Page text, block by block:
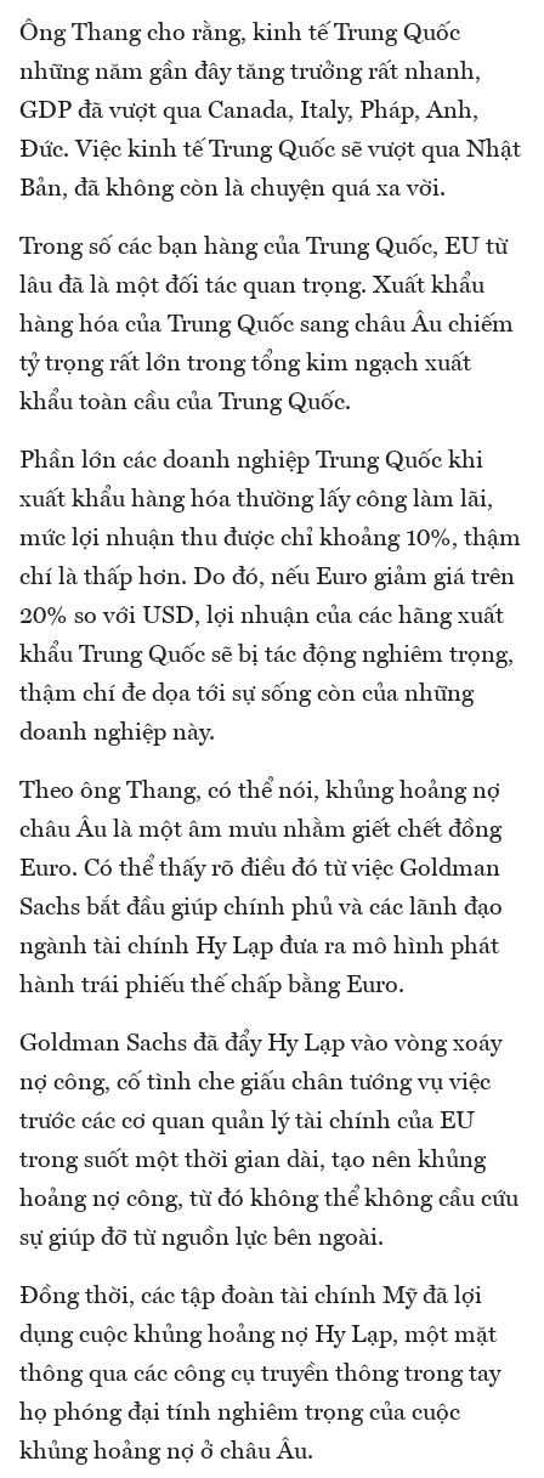
Ông Thang cho rằng, kinh tế Trung Quốc
những năm gần đây tăng trưởng rất nhanh,
GDP đã vượt qua Canada, Italy, Pháp, Anh,
Đức. Việc kinh tế Trung Quốc sẽ vượt qua Nhật
Bản, đã không còn là chuyện quá xa vời.
Trong số các bạn hàng của Trung Quốc, EU từ
lâu đã là một đối tác quan trọng. Xuất khẩu
hàng hóa của Trung Quốc sang châu Âu chiếm
tỷ trọng rất lớn trong tổng kim ngạch xuất
khẩu toàn cầu của Trung Quốc.
Phần lớn các doanh nghiệp Trung Quốc khi
xuất khẩu hàng hóa thường lấy công làm lãi,
mức lợi nhuận thu được chỉ khoảng 10%, thậm
chí là thấp hơn. Do đó, nếu Euro giảm giá trên
20% so với USD, lợi nhuận của các hãng xuất
khẩu Trung Quốc sẽ bị tác động nghiêm trọng,
thậm chí đe dọa tới sự sống còn của những
doanh nghiệp này.
Theo ông Thang, có thể nói, khủng hoảng nợ
châu Âu là một âm mưu nhằm giết chết đồng
Euro. Có thể thấy rõ điều đó từ việc Goldman
Sachs bắt đầu giúp chính phủ và các lãnh đạo
ngành tài chính Hy Lạp đưa ra mô hình phát
hành trái phiếu thế chấp bằng Euro.
Goldman Sachs đã đẩy Hy Lạp vào vòng xoáy
nợ công, cố tình che giấu chân tướng vụ việc
trước các cơ quan quản lý tài chính của EU
trong suốt một thời gian dài, tạo nên khủng
hoảng nợ công, từ đó không thể không cầu cứu
sự giúp đỡ từ nguồn lực bên ngoài.
Đồng thời, các tập đoàn tài chính Mỹ đã lợi
dụng cuộc khủng hoảng nợ Hy Lạp, một mặt
thông qua các công cụ truyền thông trong tay
họ phóng đại tính nghiêm trọng của cuộc
khủng hoảng nợ ở châu Âu.